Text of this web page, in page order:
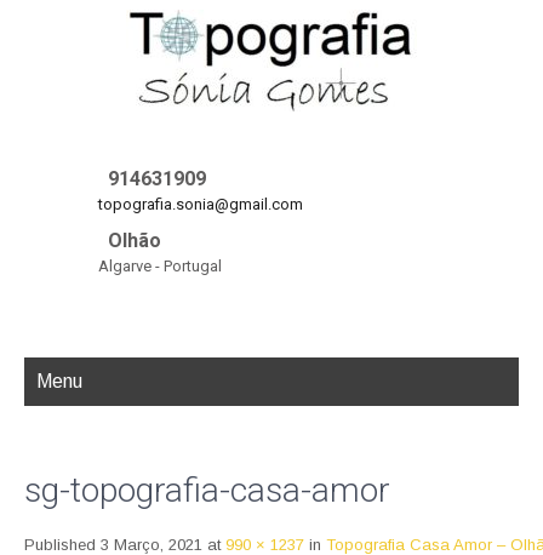
914631909
topografia.sonia@gmail.com
Olhão
Algarve - Portugal
Menu
sg-topografia-casa-amor
Published 3 Março, 2021 at 990 × 1237 in Topografia Casa Amor –